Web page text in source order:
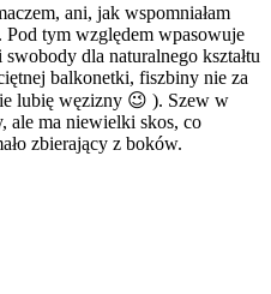
ani, jak wspomniałam
tym względem wpasowuje
dla naturalnego kształtu
balkonetki, fiszbiny nie za
lubię węzizny 😉 ). Szew w
ale ma niewielki skos, co
zbierający z boków.